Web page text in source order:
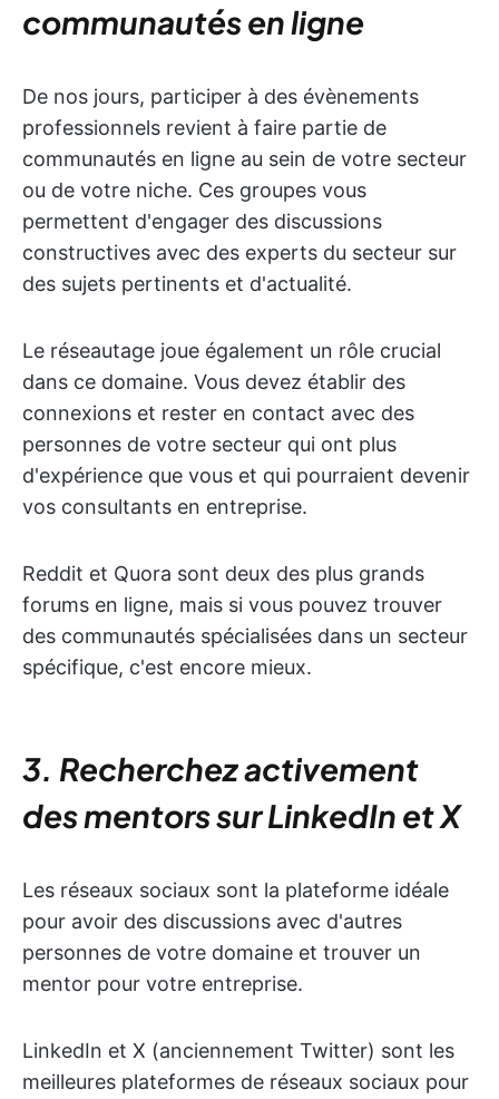
communautés en ligne
De nos jours, participer à des évènements
professionnels revient à faire partie de
communautés en ligne au sein de votre secteur
ou de votre niche. Ces groupes vous
permettent d'engager des discussions
constructives avec des experts du secteur sur
des sujets pertinents et d'actualité.
Le réseautage joue également un rôle crucial
dans ce domaine. Vous devez établir des
connexions et rester en contact avec des
personnes de votre secteur qui ont plus
d'expérience que vous et qui pourraient devenir
vos consultants en entreprise.
Reddit et Quora sont deux des plus grands
forums en ligne, mais si vous pouvez trouver
des communautés spécialisées dans un secteur
spécifique, c'est encore mieux.
3. Recherchez activement
des mentors sur LinkedIn et X
Les réseaux sociaux sont la plateforme idéale
pour avoir des discussions avec d'autres
personnes de votre domaine et trouver un
mentor pour votre entreprise.
LinkedIn et X (anciennement Twitter) sont les
meilleures plateformes de réseaux sociaux pour